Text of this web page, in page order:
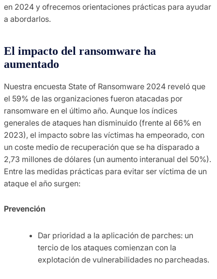
en 2024 y ofrecemos orientaciones prácticas para ayudar
a abordarlos.
El impacto del ransomware ha
aumentado
Nuestra encuesta State of Ransomware 2024 reveló que
el 59% de las organizaciones fueron atacadas por
ransomware en el último año. Aunque los índices
generales de ataques han disminuido (frente al 66% en
2023), el impacto sobre las víctimas ha empeorado, con
un coste medio de recuperación que se ha disparado a
2,73 millones de dólares (un aumento interanual del 50%).
Entre las medidas prácticas para evitar ser víctima de un
ataque el año surgen:
Prevención
Dar prioridad a la aplicación de parches: un
tercio de los ataques comienzan con la
explotación de vulnerabilidades no parcheadas.